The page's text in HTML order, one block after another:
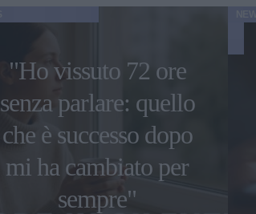
"Ho vissuto 72 ore
senza parlare: quello
che è successo dopo
mi ha cambiato per
sempre"